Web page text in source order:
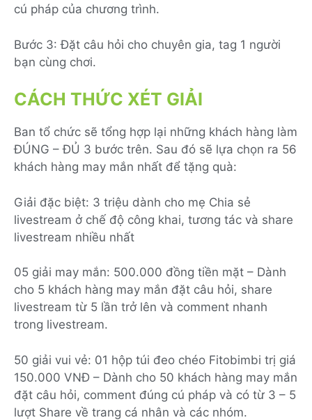
cú pháp của chương trình.
Bước 3: Đặt câu hỏi cho chuyên gia, tag 1 người
bạn cùng chơi.
CÁCH THỨC XÉT GIẢI
Ban tổ chức sẽ tổng hợp lại những khách hàng làm
ĐÚNG – ĐỦ 3 bước trên. Sau đó sẽ lựa chọn ra 56
khách hàng may mắn nhất để tặng quà:
Giải đặc biệt: 3 triệu dành cho mẹ Chia sẻ
livestream ở chế độ công khai, tương tác và share
livestream nhiều nhất
05 giải may mắn: 500.000 đồng tiền mặt – Dành
cho 5 khách hàng may mắn đặt câu hỏi, share
livestream từ 5 lần trở lên và comment nhanh
trong livestream.
50 giải vui vẻ: 01 hộp túi đeo chéo Fitobimbi trị giá
150.000 VNĐ – Dành cho 50 khách hàng may mắn
đặt câu hỏi, comment đúng cú pháp và có từ 3 – 5
lượt Share về trang cá nhân và các nhóm.